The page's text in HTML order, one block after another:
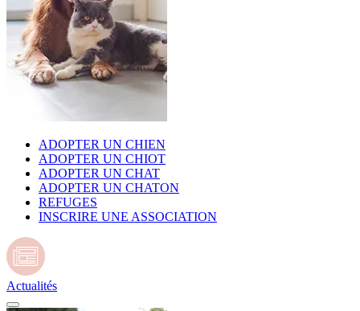
ADOPTER UN CHIEN
ADOPTER UN CHIOT
ADOPTER UN CHAT
ADOPTER UN CHATON
REFUGES
INSCRIRE UNE ASSOCIATION
Actualités